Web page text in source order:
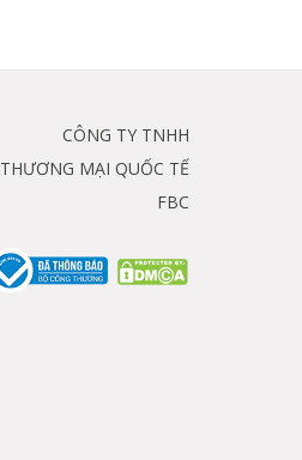
CÔNG TY TNHH
THƯƠNG MẠI QUỐC TẾ
FBC